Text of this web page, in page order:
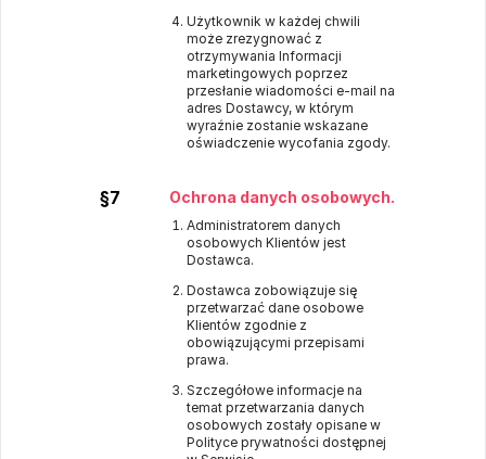
Użytkownik w każdej chwili
może zrezygnować z
otrzymywania Informacji
marketingowych poprzez
przesłanie wiadomości e-mail na
adres Dostawcy, w którym
wyraźnie zostanie wskazane
oświadczenie wycofania zgody.
§7 Ochrona danych osobowych.
Administratorem danych
osobowych Klientów jest
Dostawca.
Dostawca zobowiązuje się
przetwarzać dane osobowe
Klientów zgodnie z
obowiązującymi przepisami
prawa.
Szczegółowe informacje na
temat przetwarzania danych
osobowych zostały opisane w
Polityce prywatności dostępnej